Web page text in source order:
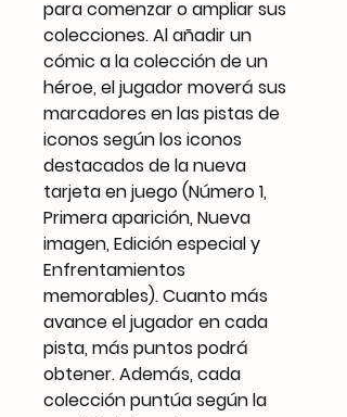
para comenzar o ampliar sus
colecciones. Al añadir un
cómic a la colección de un
héroe, el jugador moverá sus
marcadores en las pistas de
iconos según los iconos
destacados de la nueva
tarjeta en juego (Número 1,
Primera aparición, Nueva
imagen, Edición especial y
Enfrentamientos
memorables). Cuanto más
avance el jugador en cada
pista, más puntos podrá
obtener. Además, cada
colección puntúa según la